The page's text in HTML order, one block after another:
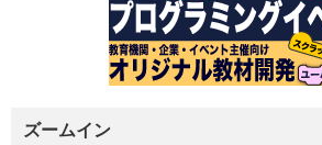
ズームイン